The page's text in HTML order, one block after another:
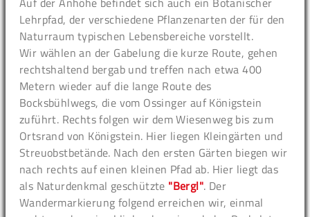
Lehrpfad, der verschiedene Pflanzenarten der für den
Naturraum typischen Lebensbereiche vorstellt.
Wir wählen an der Gabelung die kurze Route, gehen
rechtshaltend bergab und treffen nach etwa 400
Metern wieder auf die lange Route des
Bocksbühlwegs, die vom Ossinger auf Königstein
zuführt. Rechts folgen wir dem Wiesenweg bis zum
Ortsrand von Königstein. Hier liegen Kleingärten und
Streuobstbetände. Nach den ersten Gärten biegen wir
nach rechts auf einen kleinen Pfad ab. Hier liegt das
als Naturdenkmal geschützte "Bergl". Der
Wandermarkierung folgend erreichen wir, einmal